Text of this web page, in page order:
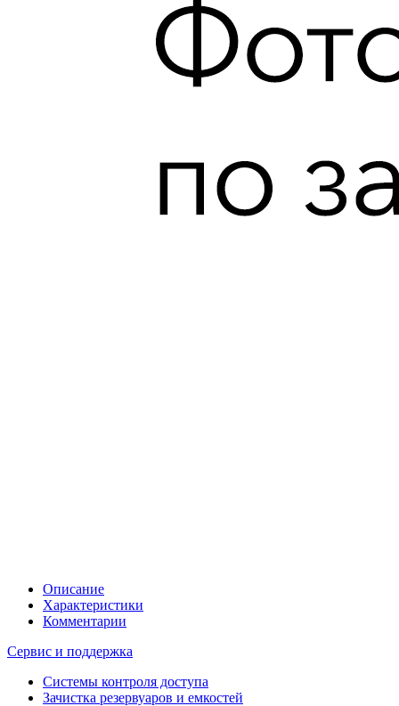
Описание
Характеристики
Комментарии
Сервис и поддержка
Системы контроля доступа
Зачистка резервуаров и емкостей